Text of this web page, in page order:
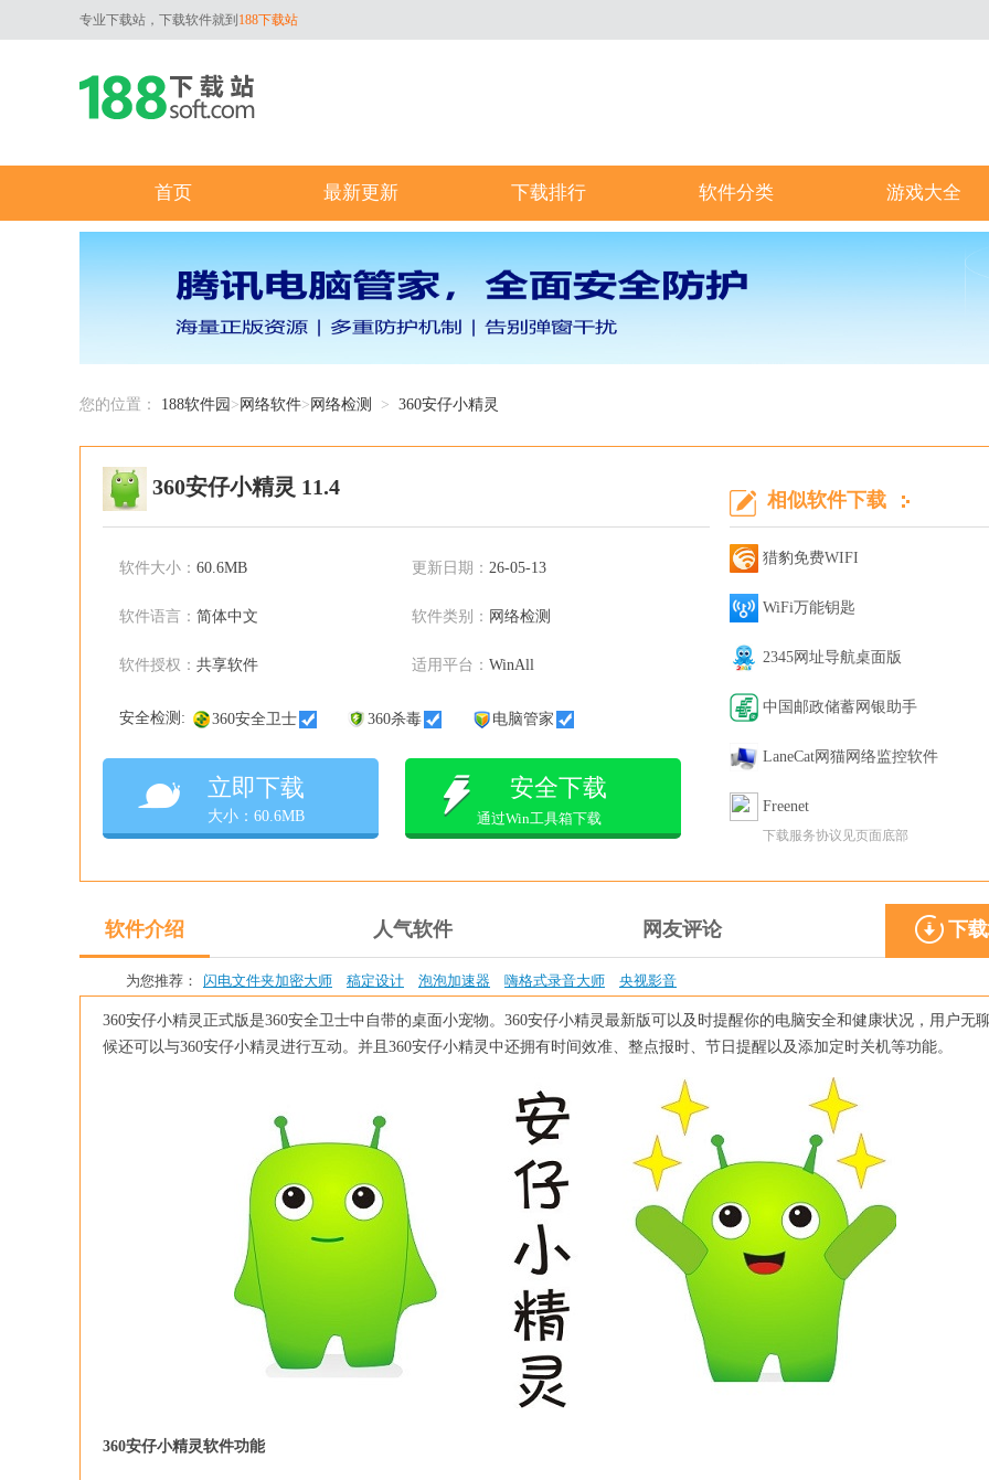
专业下载站，下载软件就到 188下载站
首页 最新更新 下载排行 软件分类 游戏大全
您的位置： 188软件园 > 网络软件> 网络检测 > 360安仔小精灵
360安仔小精灵 11.4
软件大小： 60.6MB 更新日期： 26-05-13
软件语言： 简体中文 软件类别： 网络检测
软件授权： 共享软件 适用平台： WinAll
安全检测: 360安全卫士 360杀毒 电脑管家
立即下载
大小：60.6MB
安全下载
通过Win工具箱下载
相似软件下载
猎豹免费WIFI
WiFi万能钥匙
2345网址导航桌面版
中国邮政储蓄网银助手
LaneCat网猫网络监控软件
Freenet
下载服务协议见页面底部
软件介绍 人气软件 网友评论 下
为您推荐： 闪电文件夹加密大师 稿定设计 泡泡加速器 嗨格式录音大师 央视影音
360安仔小精灵正式版是360安全卫士中自带的桌面小宠物。360安仔小精灵最新版可以及时提醒你的电脑安全和健康状况，用户无
候还可以与360安仔小精灵进行互动。并且360安仔小精灵中还拥有时间效准、整点报时、节日提醒以及添加定时关机等功能。
360安仔小精灵软件功能